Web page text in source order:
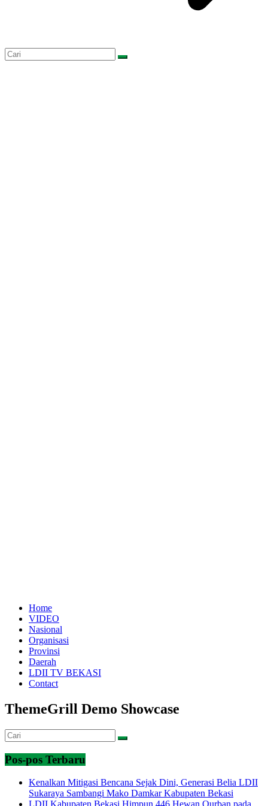
Home
VIDEO
Nasional
Organisasi
Provinsi
Daerah
LDII TV BEKASI
Contact
ThemeGrill Demo Showcase
Pos-pos Terbaru
Kenalkan Mitigasi Bencana Sejak Dini, Generasi Belia LDII
Sukaraya Sambangi Mako Damkar Kabupaten Bekasi